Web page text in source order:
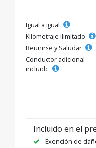
Igual a igual
Kilometraje ilimitado
Reunirse y Saludar
Conductor adicional
incluido
Incluido en el
Exención de